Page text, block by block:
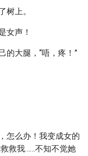
树上。
女声！
的大腿，“唔，疼！”
怎么办！我变成女的
救我……不知不觉她